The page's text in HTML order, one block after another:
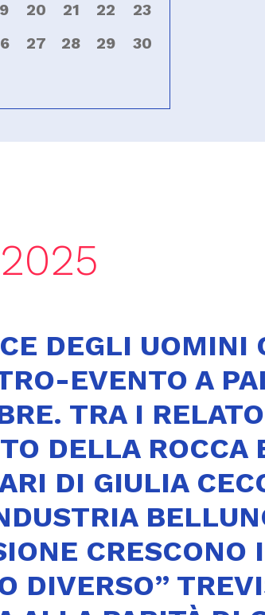
20 21 22
23
27 28 29
30
DEGLI UOMINI
EVENTO A
TRA I
DELLA
DI GIULIA
DIVERSO”